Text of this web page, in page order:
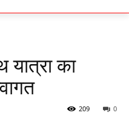
का
0
209